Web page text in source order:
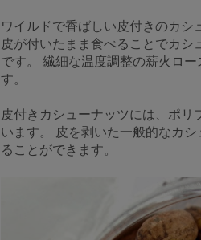
ワイルドで香ばしい皮付きのカシ
皮が付いたまま食べることでカシ
です。 繊細な温度調整の薪火ロ
す。
皮付きカシューナッツには、ポ
います。 皮を剥いた一般的なカ
ることができます。